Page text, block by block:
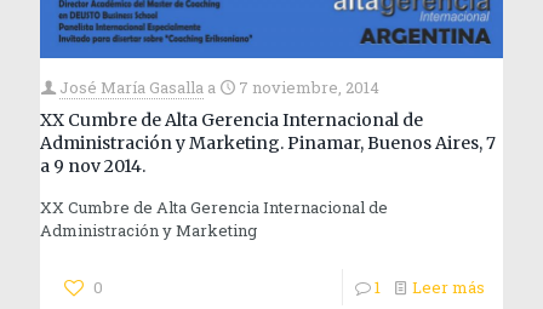
José María Gasalla a
7 noviembre, 2014
XX Cumbre de Alta Gerencia Internacional de
Administración y Marketing. Pinamar, Buenos Aires, 7
a 9 nov 2014.
XX Cumbre de Alta Gerencia Internacional de
Administración y Marketing
0 1 Leer más